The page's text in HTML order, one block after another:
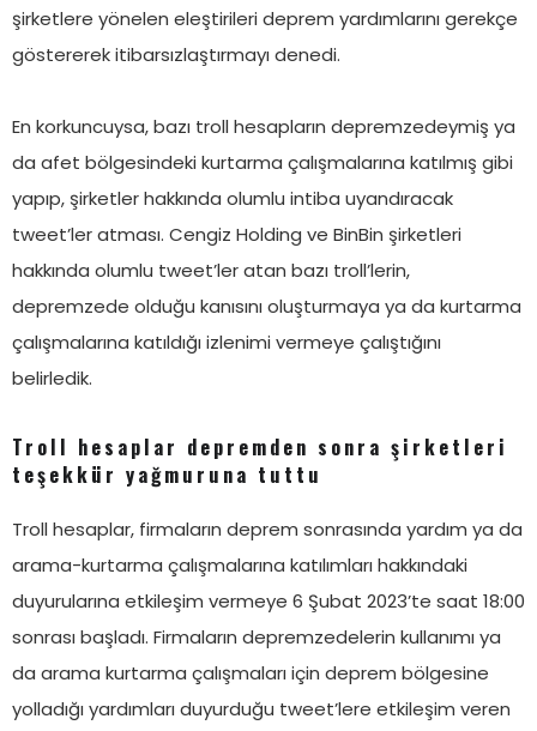
şirketlere yönelen eleştirileri deprem yardımlarını gerekçe
göstererek itibarsızlaştırmayı denedi.
En korkuncuysa, bazı troll hesapların depremzedeymiş ya
da afet bölgesindeki kurtarma çalışmalarına katılmış gibi
yapıp, şirketler hakkında olumlu intiba uyandıracak
tweet’ler atması. Cengiz Holding ve BinBin şirketleri
hakkında olumlu tweet’ler atan bazı troll’lerin,
depremzede olduğu kanısını oluşturmaya ya da kurtarma
çalışmalarına katıldığı izlenimi vermeye çalıştığını
belirledik.
Troll hesaplar depremden sonra şirketleri
teşekkür yağmuruna tuttu
Troll hesaplar, firmaların deprem sonrasında yardım ya da
arama-kurtarma çalışmalarına katılımları hakkındaki
duyurularına etkileşim vermeye 6 Şubat 2023’te saat 18:00
sonrası başladı. Firmaların depremzedelerin kullanımı ya
da arama kurtarma çalışmaları için deprem bölgesine
yolladığı yardımları duyurduğu tweet’lere etkileşim veren